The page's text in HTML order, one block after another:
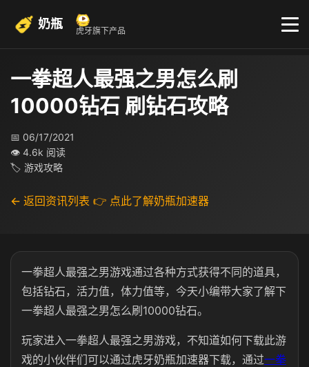
奶瓶 虎牙旗下产品
一拳超人最强之男怎么刷
10000钻石 刷钻石攻略
📅 06/17/2021
👁 4.6k 阅读
🏷 游戏攻略
← 返回资讯列表 👉 点此了解奶瓶加速器
一拳超人最强之男游戏通过各种方式获得不同的道具，
包括钻石，活力值，体力值等，今天小编带大家了解下
一拳超人最强之男怎么刷10000钻石。
玩家进入一拳超人最强之男游戏，不知道如何下载此游
戏的小伙伴们可以通过虎牙奶瓶加速器下载，通过一拳